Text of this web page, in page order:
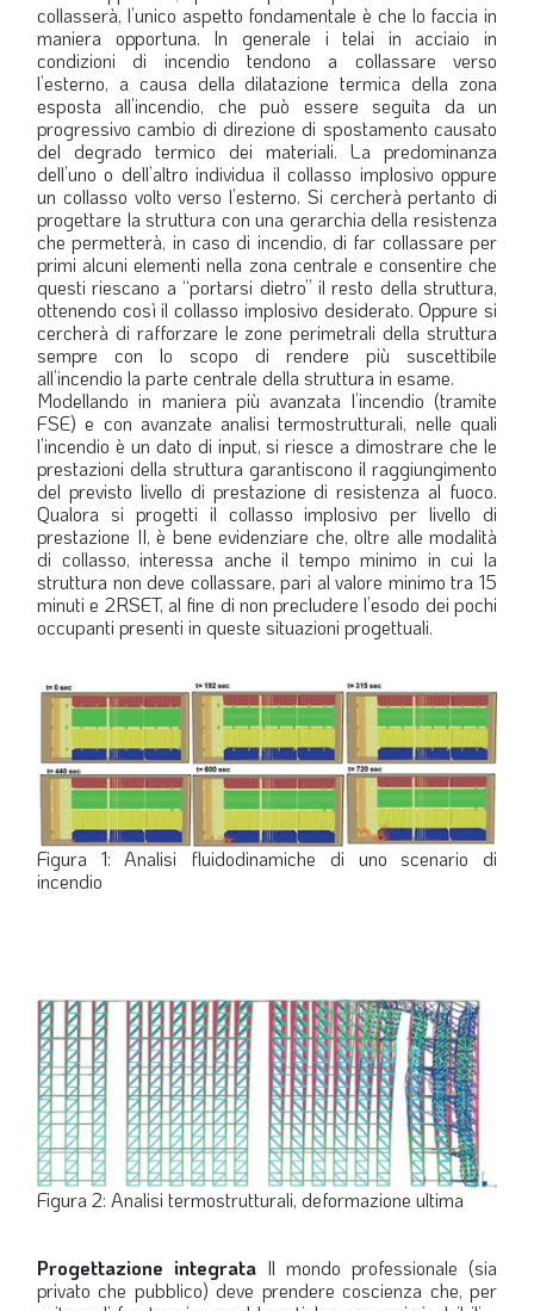
collasserà, l’unico aspetto fondamentale è che lo faccia in
maniera opportuna. In generale i telai in acciaio in
condizioni di incendio tendono a collassare verso
l’esterno, a causa della dilatazione termica della zona
esposta all’incendio, che può essere seguita da un
progressivo cambio di direzione di spostamento causato
del degrado termico dei materiali. La predominanza
dell’uno o dell’altro individua il collasso implosivo oppure
un collasso volto verso l’esterno. Si cercherà pertanto di
progettare la struttura con una gerarchia della resistenza
che permetterà, in caso di incendio, di far collassare per
primi alcuni elementi nella zona centrale e consentire che
questi riescano a “portarsi dietro” il resto della struttura,
ottenendo così il collasso implosivo desiderato. Oppure si
cercherà di rafforzare le zone perimetrali della struttura
sempre con lo scopo di rendere più suscettibile
all’incendio la parte centrale della struttura in esame.
Modellando in maniera più avanzata l’incendio (tramite
FSE) e con avanzate analisi termostrutturali, nelle quali
l’incendio è un dato di input, si riesce a dimostrare che le
prestazioni della struttura garantiscono il raggiungimento
del previsto livello di prestazione di resistenza al fuoco.
Qualora si progetti il collasso implosivo per livello di
prestazione II, è bene evidenziare che, oltre alle modalità
di collasso, interessa anche il tempo minimo in cui la
struttura non deve collassare, pari al valore minimo tra 15
minuti e 2RSET, al fine di non precludere l’esodo dei pochi
occupanti presenti in queste situazioni progettuali.
Figura 1: Analisi fluidodinamiche di uno scenario di
incendio
Figura 2: Analisi termostrutturali, deformazione ultima
Progettazione integrata Il mondo professionale (sia
privato che pubblico) deve prendere coscienza che, per